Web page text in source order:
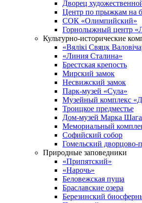
Дворец
Центр по прыжкам на
СОК «Олимпийский»
Горнолыжный центр
Культурно-исторические
«Вялікі Свяцк
«Линия Сталина»
Брестская крепость
Мирский замок
Несвижский замок
Парк-музей «Сула»
Музейный комплекс
Троицкое предместье
Дом-музей Марка
Мемориальный
Софийский собор
Гомельский дворцово-
Природные заповедники
«Припятский»
«Нарочь»
Беловежская пуща
Браславские озера
Березинский